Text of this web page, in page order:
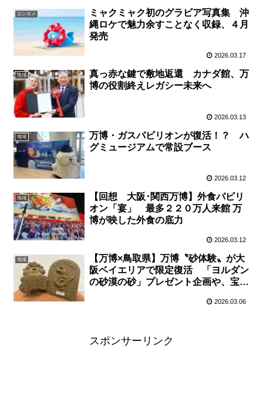
エンタメ
ミャクミャク初のグラビア写真集 沖
縄ロケで魅力余すことなく収録、４月
発売
2026.03.17
地域
真っ赤な鍵で敷地返還 カナダ館、万
博の役割終えレガシー未来へ
2026.03.13
地域
万博・ガスパビリオンが復活！？ ハ
グミュージアムで常設ブース
2026.03.12
地域
【回想 大阪･関西万博】外食パビリ
オン「宴」 最多２２０万人来館 万
博が映した外食の底力
2026.03.12
地域
【万博×鳥取県】万博〝砂体験〟が大
阪ベイエリアで限定復活 「ヨルダン
の砂漠の砂」プレゼント企画や、宝探
2026.03.06
スポンサーリンク